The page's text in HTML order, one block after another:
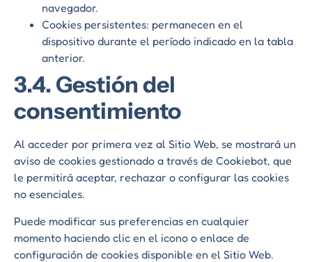
navegador.
Cookies persistentes: permanecen en el
dispositivo durante el período indicado en la tabla
anterior.
3.4. Gestión del
consentimiento
Al acceder por primera vez al Sitio Web, se mostrará un
aviso de cookies gestionado a través de Cookiebot, que
le permitirá aceptar, rechazar o configurar las cookies
no esenciales.
Puede modificar sus preferencias en cualquier
momento haciendo clic en el icono o enlace de
configuración de cookies disponible en el Sitio Web.